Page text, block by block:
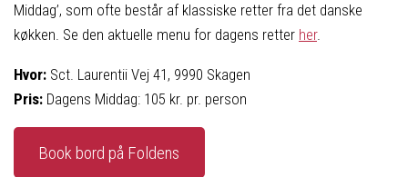
Middag’, som ofte består af klassiske retter fra det danske
køkken. Se den aktuelle menu for dagens retter her.
Hvor: Sct. Laurentii Vej 41, 9990 Skagen
Pris: Dagens Middag: 105 kr. pr. person
Book bord på Foldens